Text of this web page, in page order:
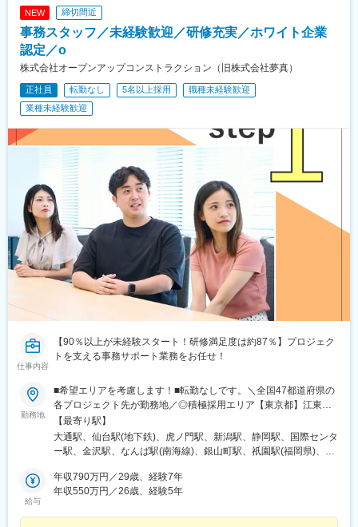
金谷沢駅、田んぼアート駅、七戸十和田駅、新青森駅、小中野
駅、東陽町駅、八幡山駅、立会川駅、神戸駅(愛知県)、江端駅、箕
面船場阪大前駅、大間駅、大井競馬場前駅
井駅、周防下郷駅、津和野駅、宇部新川駅、新下関駅、岡山駅、
新山口駅、博多駅、鳥取駅、倉吉駅、大田市駅、浜田駅、三次
駅、土橋駅(愛知県)、新神戸駅、新倉敷駅、西条駅(広島県)、清流
新岩国駅、小倉駅(福岡県)、博多南駅、福井駅、東寺駅、高槻駅、
東向日駅、千里丘駅、玉川駅(大阪府)、中津駅(地下鉄)、川西能勢
口駅、大阪城公園駅、鳳駅、長滝駅、新王寺駅、大和高田駅、大
開駅、芦屋川駅、山陽姫路駅、田中口駅、神戸駅(兵庫県)、倉敷市
駅、山頂駅(千光寺山)、電鉄出雲市駅、猿猴橋町駅、広電宮島口
駅、河戸帆待川駅、岡山駅前駅、新岩国駅、平和通駅、末広町駅
(富山県)、福井駅(福井県)、野田阪神駅、雲雀丘花屋敷駅、天王寺
駅前駅、信貴山下駅、芦屋駅(阪神線)、西元町駅、西川緑道公園駅
NEW 締切間近
事務スタッフ／未経験歓迎／研修充実／ホワイト企業
認定／o
株式会社オープンアップコンストラクション（旧株式会社夢真）
正社員 転勤なし 5名以上採用
職種未経験歓迎
業種未経験歓迎
仕事内容
【90％以上が未経験スタート！研修満足度は約87％】プロジェク
トを支える事務サポート業務をお任せ！
勤務地
■希望エリアを考慮します！■転勤なしです。＼全国47都道府県の
各プロジェクト先が勤務地／◎積極採用エリア【東京都】江東
区、渋谷区、新宿区、大田区、調布市、八王子市【神奈川県】横
浜市、川崎市、横須賀市【埼玉県】さいたま市、川口市【千葉
県】千葉市、船橋市★U・Iターン歓迎★車通勤OK（配属先によ
地もあり）★「転勤なし」を選択の際は条件などが多少変動いた
します。面接の際にご質問ください。◎本社東京都港区◎営業所
屋市大阪府大阪市広島県広島市福岡県福岡市沖縄県那覇市
【最寄り駅】
大通駅、仙台駅(地下鉄)、虎ノ門駅、新潟駅、静岡駅、国際センタ
ー駅、金沢駅、なんば駅(南海線)、銀山町駅、祇園駅(福岡県)、県
駅、代官山駅、代々木上原駅、明治神宮前駅、南新宿駅、高田馬
場駅、四ツ谷駅、新宿三丁目駅、新宿西口駅、初台駅、西新宿
給与
年収790万円／29歳、経験7年
年収550万円／26歳、経験5年